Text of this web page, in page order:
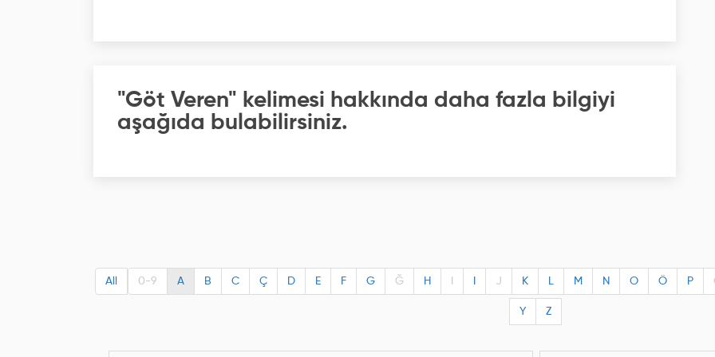
"Göt Veren" kelimesi hakkında daha fazla bilgiyi
aşağıda bulabilirsiniz.
All 0-9 A B C Ç D E F G Ğ H J K L M N O Ö P
Y Z